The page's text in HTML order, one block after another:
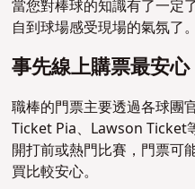
當您對棒球的知識有了一定
自到球場感受現場的氣氛了。
事先線上購票最安心
職棒的門票主要透過各球團
Ticket Pia、Lawson Ticket
開打前或熱門比賽，門票可
買比較安心。